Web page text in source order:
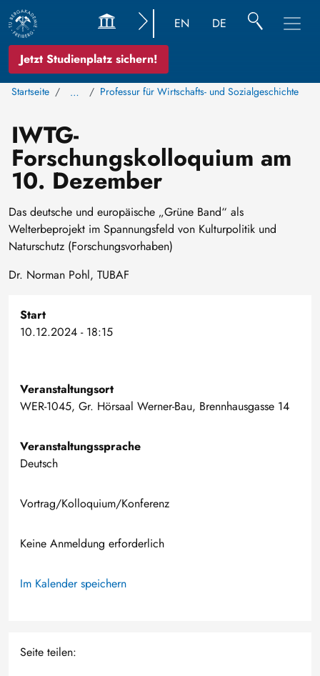
Jetzt Studienplatz sichern!
EN DE
Startseite … Professur für Wirtschafts- und Sozialgeschichte
IWTG-
Forschungskolloquium am
10. Dezember
Das deutsche und europäische „Grüne Band“ als
Welterbeprojekt im Spannungsfeld von Kulturpolitik und
Naturschutz (Forschungsvorhaben)
Dr. Norman Pohl, TUBAF
Start
10.12.2024 - 18:15
Veranstaltungsort
WER-1045, Gr. Hörsaal Werner-Bau, Brennhausgasse 14
Veranstaltungssprache
Deutsch
Vortrag/Kolloquium/Konferenz
Keine Anmeldung erforderlich
Im Kalender speichern
Seite teilen: